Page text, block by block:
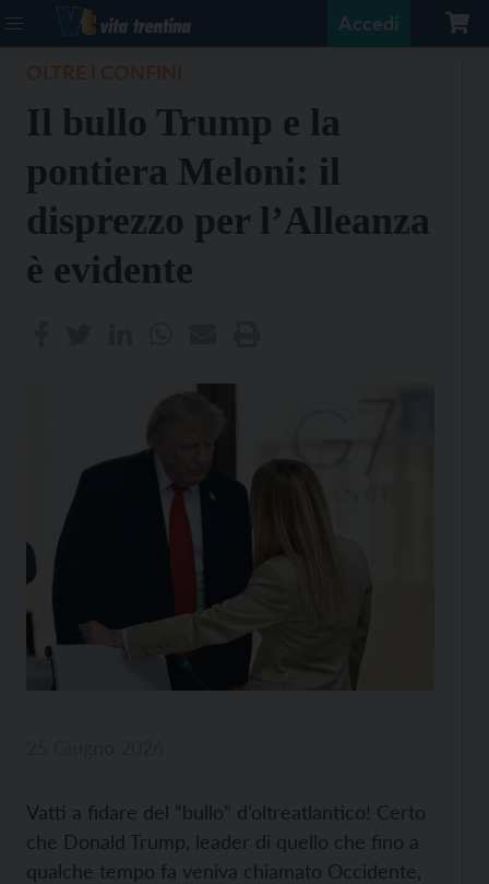
Accedi
Il bullo Trump e la
pontiera Meloni: il
disprezzo per l’Alleanza
è evidente
Vatti a fidare del “bullo” d’oltreatlantico! Certo
che Donald Trump, leader di quello che fino a
qualche tempo fa veniva chiamato Occidente,